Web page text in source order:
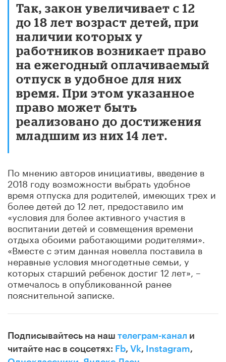
Так, закон увеличивает с 12
до 18 лет возраст детей, при
наличии которых у
работников возникает право
на ежегодный оплачиваемый
отпуск в удобное для них
время. При этом указанное
право может быть
реализовано до достижения
младшим из них 14 лет.
По мнению авторов инициативы, введение в
2018 году возможности выбрать удобное
время отпуска для родителей, имеющих трех и
более детей до 12 лет, предоставило им
«условия для более активного участия в
воспитании детей и совмещения времени
отдыха обоими работающими родителями».
«Вместе с этим данная новелла поставила в
неравные условия многодетные семьи, у
которых старший ребенок достиг 12 лет», –
отмечалось в опубликованной ранее
пояснительной записке.
Подписывайтесь на наш телеграм-канал и
читайте нас в соцсетях: Fb, Vk, Instagram,